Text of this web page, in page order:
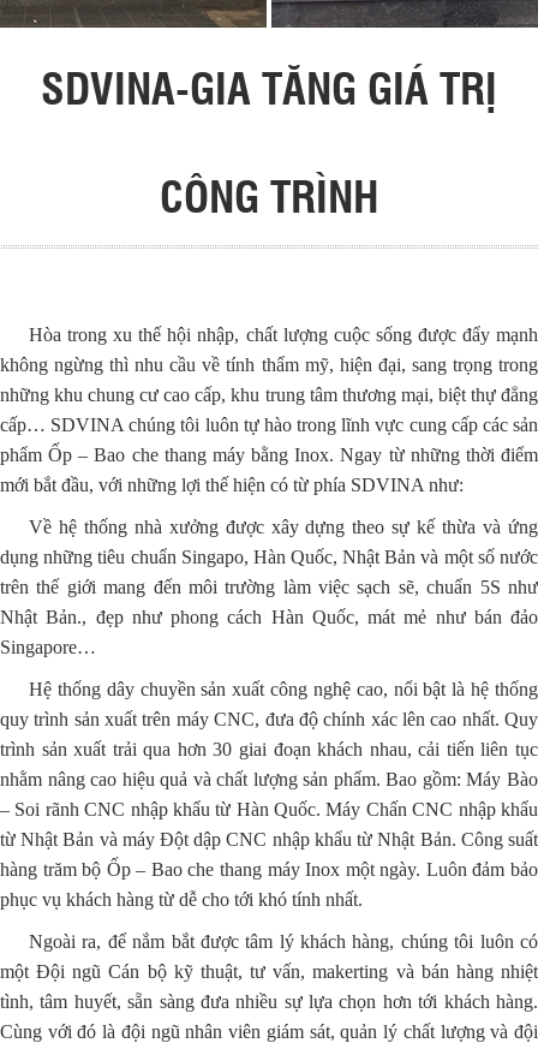
SDVINA-GIA TĂNG GIÁ TRỊ
CÔNG TRÌNH
Hòa trong xu thế hội nhập, chất lượng cuộc sống được đẩy mạnh
không ngừng thì nhu cầu về tính thẩm mỹ, hiện đại, sang trọng trong
những khu chung cư cao cấp, khu trung tâm thương mại, biệt thự đẳng
cấp… SDVINA chúng tôi luôn tự hào trong lĩnh vực cung cấp các sản
phẩm Ốp – Bao che thang máy bằng Inox. Ngay từ những thời điểm
mới bắt đầu, với những lợi thế hiện có từ phía SDVINA như:
Về hệ thống nhà xưởng được xây dựng theo sự kế thừa và ứng
dụng những tiêu chuẩn Singapo, Hàn Quốc, Nhật Bản và một số nước
trên thế giới mang đến môi trường làm việc sạch sẽ, chuẩn 5S như
Nhật Bản., đẹp như phong cách Hàn Quốc, mát mẻ như bán đảo
Singapore…
Hệ thống dây chuyền sản xuất công nghệ cao, nổi bật là hệ thống
quy trình sản xuất trên máy CNC, đưa độ chính xác lên cao nhất. Quy
trình sản xuất trải qua hơn 30 giai đoạn khách nhau, cải tiến liên tục
nhằm nâng cao hiệu quả và chất lượng sản phẩm. Bao gồm: Máy Bào
– Soi rãnh CNC nhập khẩu từ Hàn Quốc. Máy Chấn CNC nhập khẩu
từ Nhật Bản và máy Đột dập CNC nhập khẩu từ Nhật Bản. Công suất
hàng trăm bộ Ốp – Bao che thang máy Inox một ngày. Luôn đảm bảo
phục vụ khách hàng từ dễ cho tới khó tính nhất.
Ngoài ra, để nắm bắt được tâm lý khách hàng, chúng tôi luôn có
một Đội ngũ Cán bộ kỹ thuật, tư vấn, makerting và bán hàng nhiệt
tình, tâm huyết, sẵn sàng đưa nhiều sự lựa chọn hơn tới khách hàng.
Cùng với đó là đội ngũ nhân viên giám sát, quản lý chất lượng và đội